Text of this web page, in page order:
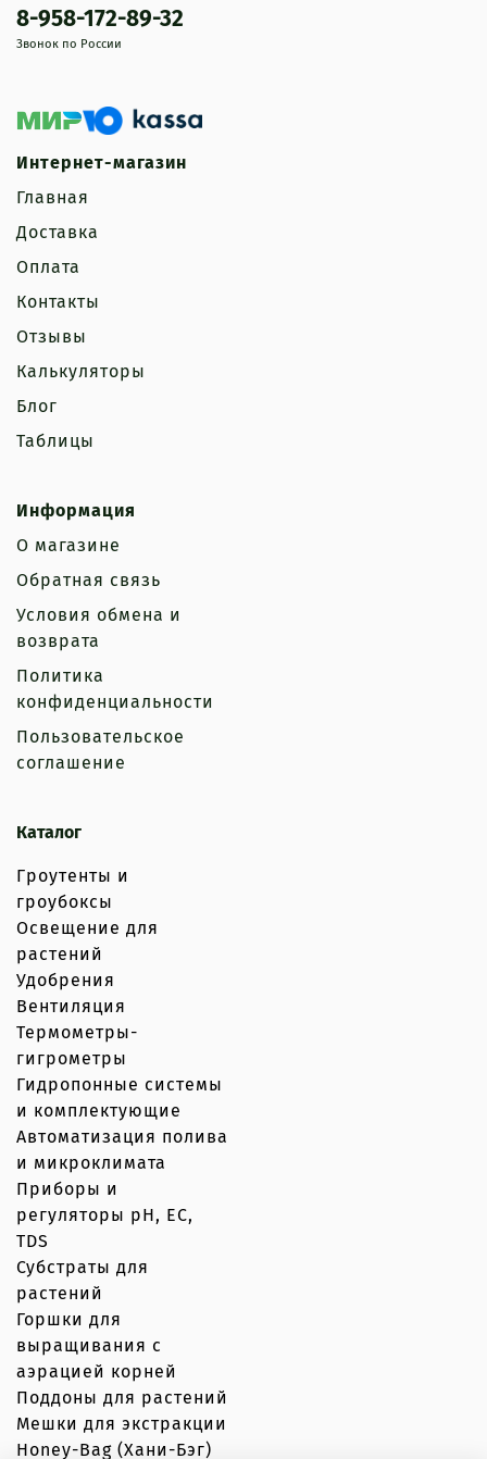
Интернет-магазин
Главная
Доставка
Оплата
Контакты
Отзывы
Калькуляторы
Блог
Таблицы
Информация
О магазине
Обратная связь
Условия обмена и
возврата
Политика
конфиденциальности
Пользовательское
соглашение
Каталог
Гроутенты и
гроубоксы
Освещение для
растений
Удобрения
Вентиляция
Термометры-
гигрометры
Гидропонные системы
и комплектующие
Автоматизация полива
и микроклимата
Приборы и
регуляторы рН, EC,
TDS
Субстраты для
растений
Горшки для
выращивания с
аэрацией корней
Поддоны для растений
Мешки для экстракции
Honey-Bag (Хани-Бэг)
8-958-172-89-32
Звонок по России